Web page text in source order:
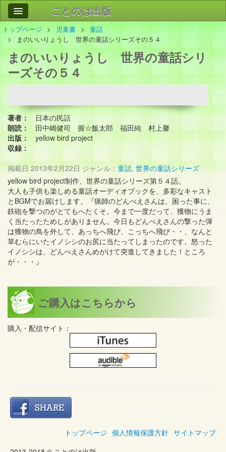
ことのは出版
作品
事業案内
会社情報
お問い合わせ
トップページ 児童書
童話
まのいいりょうし 世界の童話シリーズその５４
まのいいりょうし 世界の童話シリ
ーズその５４
著者：
日本の民話
朗読：
田中嶋健司 握☆飯太郎 福田純 村上馨
出版：
yellow bird project
収録：
掲載日 2013年2月22日 ジャンル： 童話, 世界の童話シリーズ
yellow bird project制作、世界の童話シリーズ第５４話。
大人も子供も楽しめる童話オーディオブックを、多彩なキャスト
とBGMでお届けします。『猟師のどんべえさんは、困った事に、
鉄砲を撃つのがとてもへたくそ。今まで一度だって、獲物にうま
く当たったためしがありません。今日もどんべえさんの撃った弾
は獲物の鳥を外して、あっちへ飛び、こっちへ飛び・・、なんと
草むらにいたイノシシのお尻に当たってしまったのです。怒った
イノシシは、どんべえさんめがけて突進してきました！ところ
が・・・』
ご購入はこちらから
購入・配信サイト：
トップページ 個人情報保護方針 サイトマップ